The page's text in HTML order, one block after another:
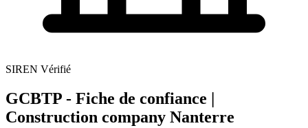
SIREN Vérifié
GCBTP - Fiche de confiance |
Construction company Nanterre